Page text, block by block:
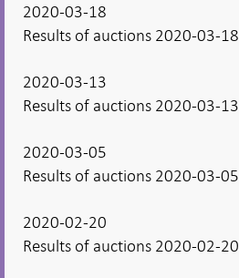
2020-03-18
Results of auctions 2020-03-18
2020-03-13
Results of auctions 2020-03-13
2020-03-05
Results of auctions 2020-03-05
2020-02-20
Results of auctions 2020-02-20